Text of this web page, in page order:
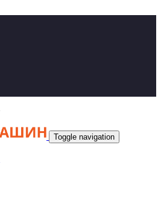
Toggle navigation